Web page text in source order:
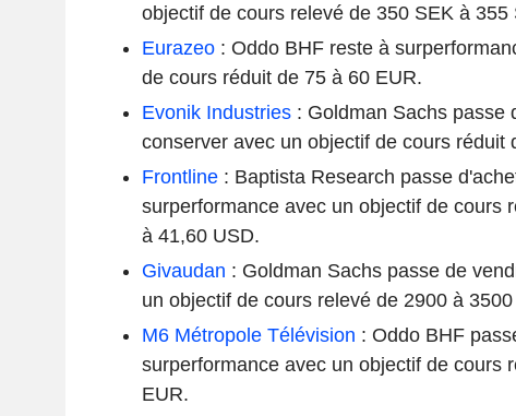
objectif de cours relevé de 350 SEK à 355
Eurazeo: Oddo BHF reste à
de cours réduit de 75 à 60 EUR.
Evonik Industries: Goldman Sachs passe
conserver avec un objectif de cours réduit
Frontline: Baptista Research passe
surperformance avec un objectif de cours
à 41,60 USD.
Givaudan : Goldman Sachs passe de
un objectif de cours relevé de 2900 à 3500
M6 Métropole Télévision : Oddo BHF
surperformance avec un objectif de cours
EUR.